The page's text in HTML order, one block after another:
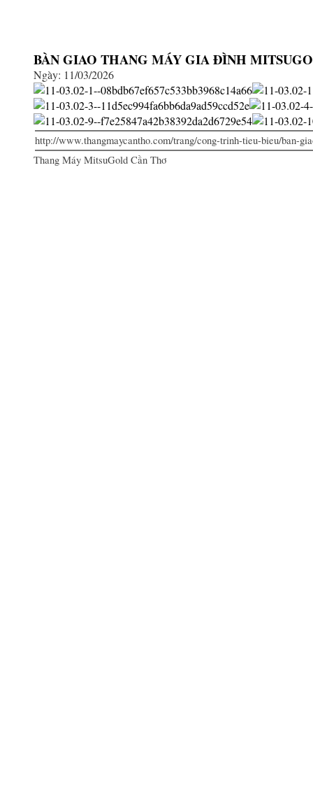
BÀN GIAO THANG MÁY GIA ĐÌNH
Ngày: 11/03/2026
http://www.thangmaycantho.com/trang/cong-trinh-tieu-bieu/ban-
Thang Máy MitsuGold Cần Thơ